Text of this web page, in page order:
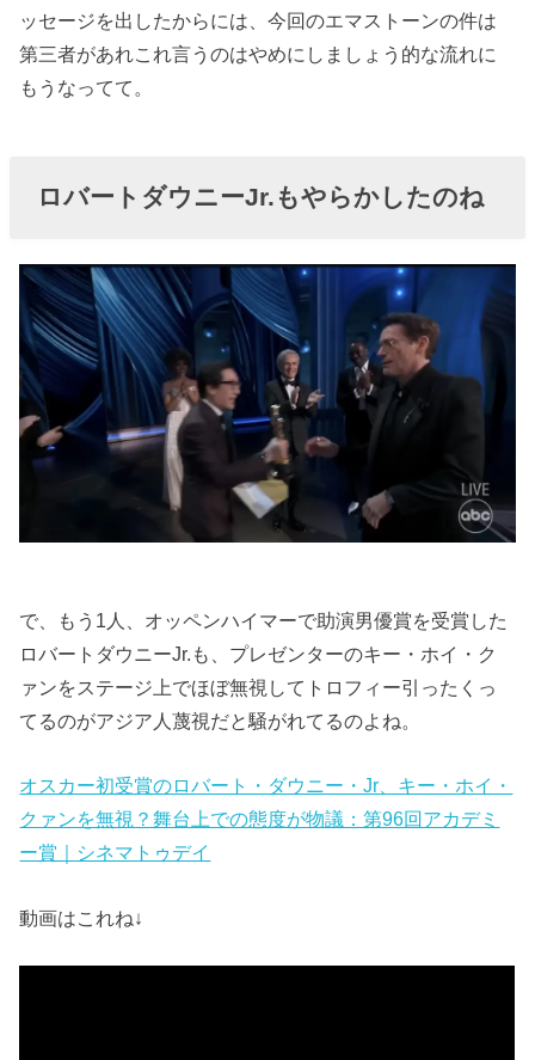
ッセージを出したからには、今回のエマストーンの件は
第三者があれこれ言うのはやめにしましょう的な流れに
もうなってて。
ロバートダウニーJr.もやらかしたのね
で、もう1人、オッペンハイマーで助演男優賞を受賞した
ロバートダウニーJr.も、プレゼンターのキー・ホイ・ク
ァンをステージ上でほぼ無視してトロフィー引ったくっ
てるのがアジア人蔑視だと騒がれてるのよね。
オスカー初受賞のロバート・ダウニー・Jr、キー・ホイ・
クァンを無視？舞台上での態度が物議：第96回アカデミ
ー賞｜シネマトゥデイ
動画はこれね↓